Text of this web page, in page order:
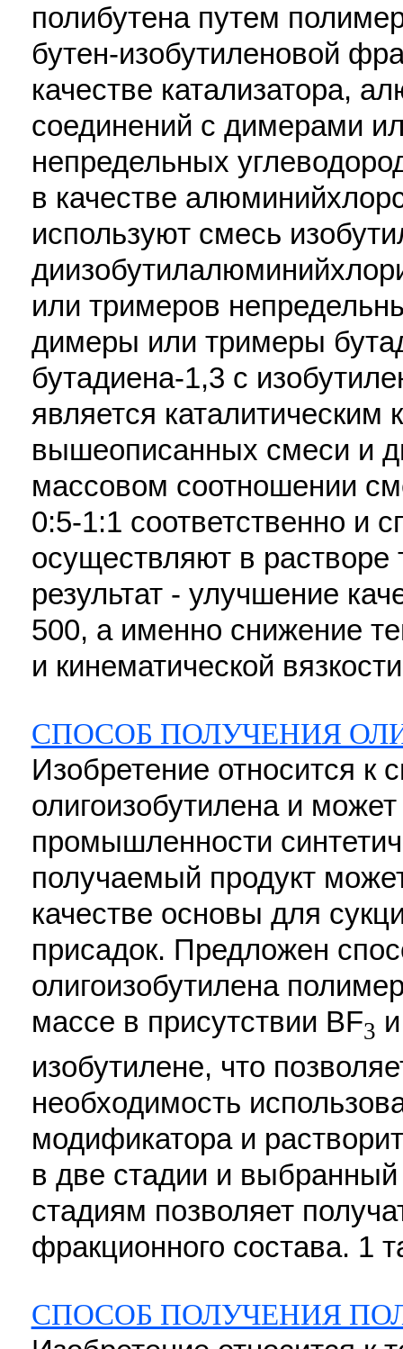
полибутена путем
бутен-изобутиленовой
качестве катализатора,
соединений с димерами
непредельных
в качестве
используют смесь
или тримеров
димеры или тримеры
бутадиена-1,3 с
является каталитическим
вышеописанных смеси и
массовом соотношении
0:5-1:1 соответственно и
осуществляют в растворе
результат - улучшение
500, а именно снижение
и кинематической
СПОСОБ ПОЛУЧЕНИЯ
Изобретение относится к
олигоизобутилена и
промышленности
получаемый продукт
качестве основы для
присадок. Предложен
олигоизобутилена
массе в присутствии BF3
изобутилене, что
необходимость
модификатора и
в две стадии и
стадиям позволяет
фракционного состава. 1
СПОСОБ ПОЛУЧЕНИЯ